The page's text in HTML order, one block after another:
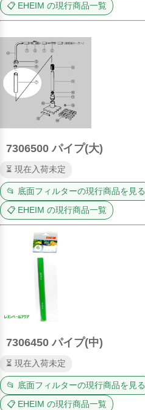
📋 EHEIM の現行商品一覧
7306500 パイプ(大)
⏳ 現在入荷未定
📂 底面フィルターの現行商品を見る
📋 EHEIM の現行商品一覧
7306450 パイプ(中)
⏳ 現在入荷未定
📂 底面フィルターの現行商品を見る
📋 EHEIM の現行商品一覧